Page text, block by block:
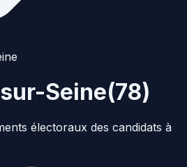
Seine(78)
électoraux des candidats à